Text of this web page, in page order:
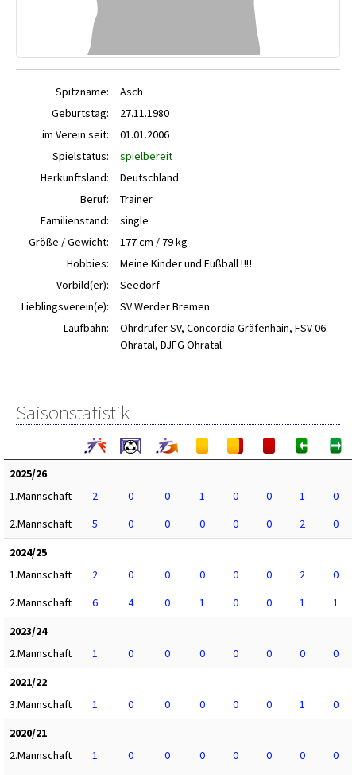
Spitzname:
Asch
Geburtstag:
27.11.1980
im Verein seit:
01.01.2006
Spielstatus:
spielbereit
Herkunftsland:
Deutschland
Beruf:
Trainer
Familienstand:
single
Größe / Gewicht:
177 cm / 79 kg
Hobbies:
Meine Kinder und Fußball ‼️‼️
Vorbild(er):
Seedorf
Lieblingsverein(e):
SV Werder Bremen
Laufbahn:
Ohrdrufer SV, Concordia Gräfenhain, FSV 06
Ohratal, DJFG Ohratal
Saisonstatistik
2025/26
1.Mannschaft
2 0 0 1 0 0 1
0
2.Mannschaft
5 0 0 0 0 0 2
0
2024/25
1.Mannschaft
2 0 0 0 0 0 2
0
2.Mannschaft
6 4 0 1 0 0 1
1
2023/24
2.Mannschaft
1 0 0 0 0 0 0
0
2021/22
3.Mannschaft
1 0 0 0 0 0 1
0
2020/21
2.Mannschaft
1 0 0 0 0 0 0
0